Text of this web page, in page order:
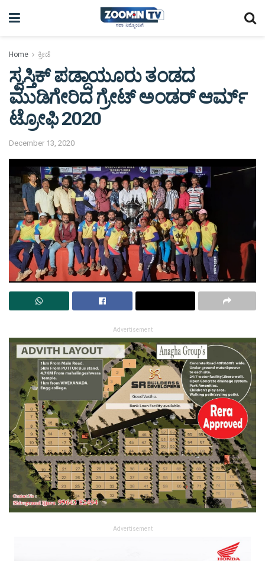
Home ಕ್ರೀಡೆ
ಸ್ವಸ್ತಿಕ್ ಪಡ್ದಾಯೂರು ತಂಡದ
ಮುಡಿಗೇರಿದ ಗ್ರೇಟ್ ಅಂಡರ್ ಆರ್ಮ್
ಟ್ರೋಫಿ 2020
December 13, 2020
Advertisement
Advertisement